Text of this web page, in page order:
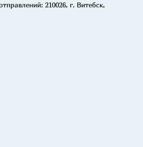
210026, г. Витебск,